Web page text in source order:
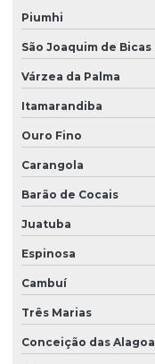
Piumhi
São Joaquim de Bicas
Várzea da Palma
Itamarandiba
Ouro Fino
Carangola
Barão de Cocais
Juatuba
Espinosa
Cambuí
Três Marias
Conceição das